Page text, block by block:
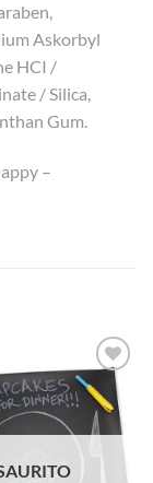
Askorbyl
HCI /
/ Silica,
Gum.
–
Aggiungi
alla lista
dei
desideri